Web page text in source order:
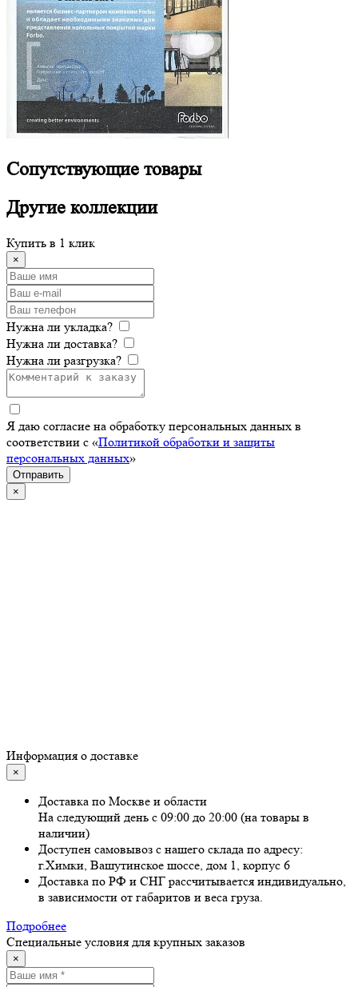
Сопутствующие товары
Другие коллекции
Купить в 1 клик
×
Нужна ли укладка?
Нужна ли доставка?
Нужна ли разгрузка?
Я даю согласие на обработку персональных данных в
соответствии с «Политикой обработки и защиты
персональных данных»
Отправить
×
Информация о доставке
×
Доставка по Москве и области
На следующий день с 09:00 до 20:00 (на товары в
наличии)
Доступен самовывоз с нашего склада по адресу:
г.Химки, Вашутинское шоссе, дом 1, корпус 6
Доставка по РФ и СНГ рассчитывается индивидуально,
в зависимости от габаритов и веса груза.
Подробнее
Специальные условия для крупных заказов
×